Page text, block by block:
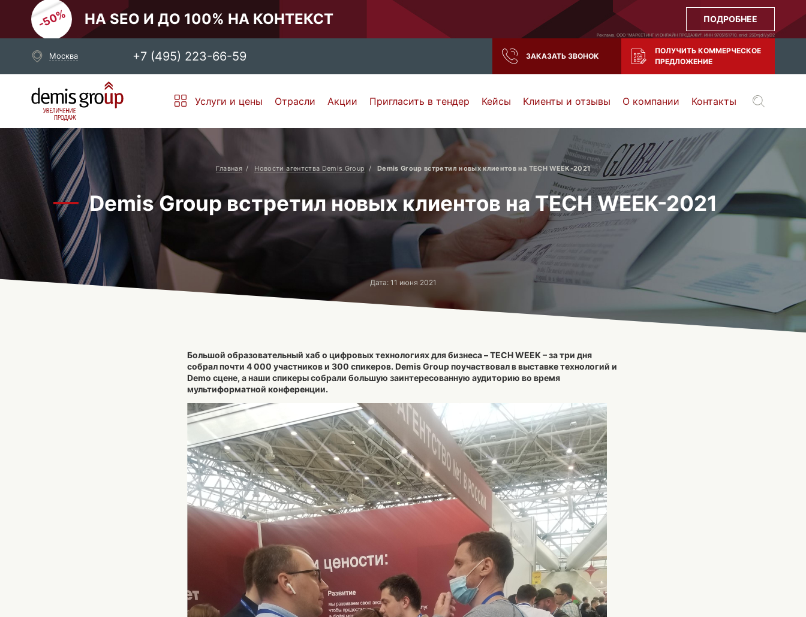
НА SEO И ДО 100% НА КОНТЕКСТ ПОДРОБНЕЕ
Реклама. ООО "МАРКЕТИНГ И ОНЛАЙН ПРОДАЖИ". ИНН 9705151710. erid: 2SDnjdiVyD2
Москва +7 (495) 223-66-59 ЗАКАЗАТЬ ЗВОНОК
ПОЛУЧИТЬ КОММЕРЧЕСКОЕ
ПРЕДЛОЖЕНИЕ
Выберите свой город
Москва Санкт-Петербург Нижний Новгород Тамбов Воронеж
Тула
Новосибирск
Екатеринбург Ростов-на-Дону Казань и все регионы РФ
Услуги и цены Отрасли Акции Пригласить в тендер Кейсы Клиенты и отзывы О компании Контакты
Главная Новости агентства Demis Group Demis Group встретил новых клиентов на TECH WEEK-2021
Demis Group встретил новых клиентов на TECH WEEK-2021
Дата: 11 июня 2021
Большой образовательный хаб о цифровых технологиях для бизнеса – TECH WEEK – за три дня
собрал почти 4 000 участников и 300 спикеров. Demis Group поучаствовал в выставке технологий и
Demo сцене, а наши спикеры собрали большую заинтересованную аудиторию во время
мультиформатной конференции.